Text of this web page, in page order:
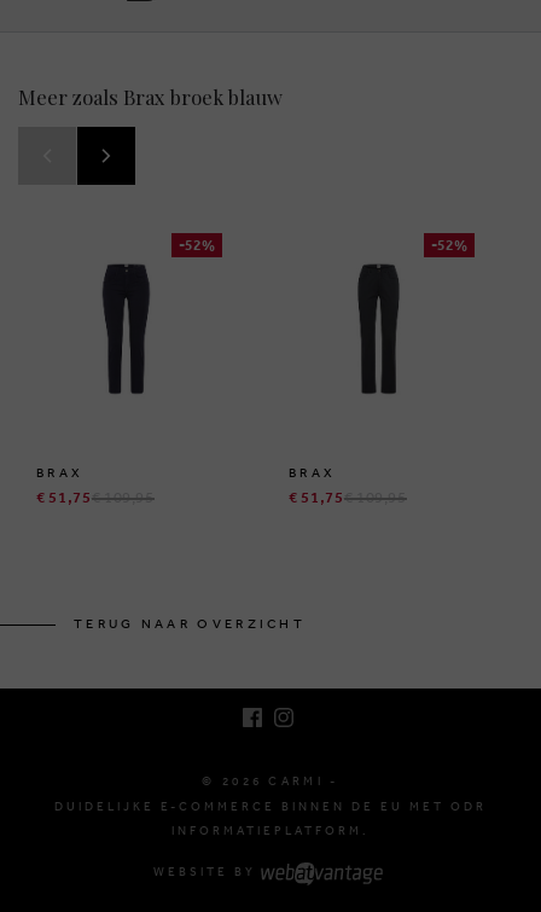
Meer zoals Brax broek blauw
-52%
BRAX
€ 51,75€ 109,95
-52%
BRAX
€ 51,75€ 109,95
TERUG NAAR OVERZICHT
© 2026 CARMI -
DUIDELIJKE E-COMMERCE BINNEN DE EU MET ODR
INFORMATIEPLATFORM.
WEBSITE BY